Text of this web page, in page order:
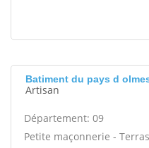
Batiment du pays d
Artisan
Département: 09
Petite maçonnerie -